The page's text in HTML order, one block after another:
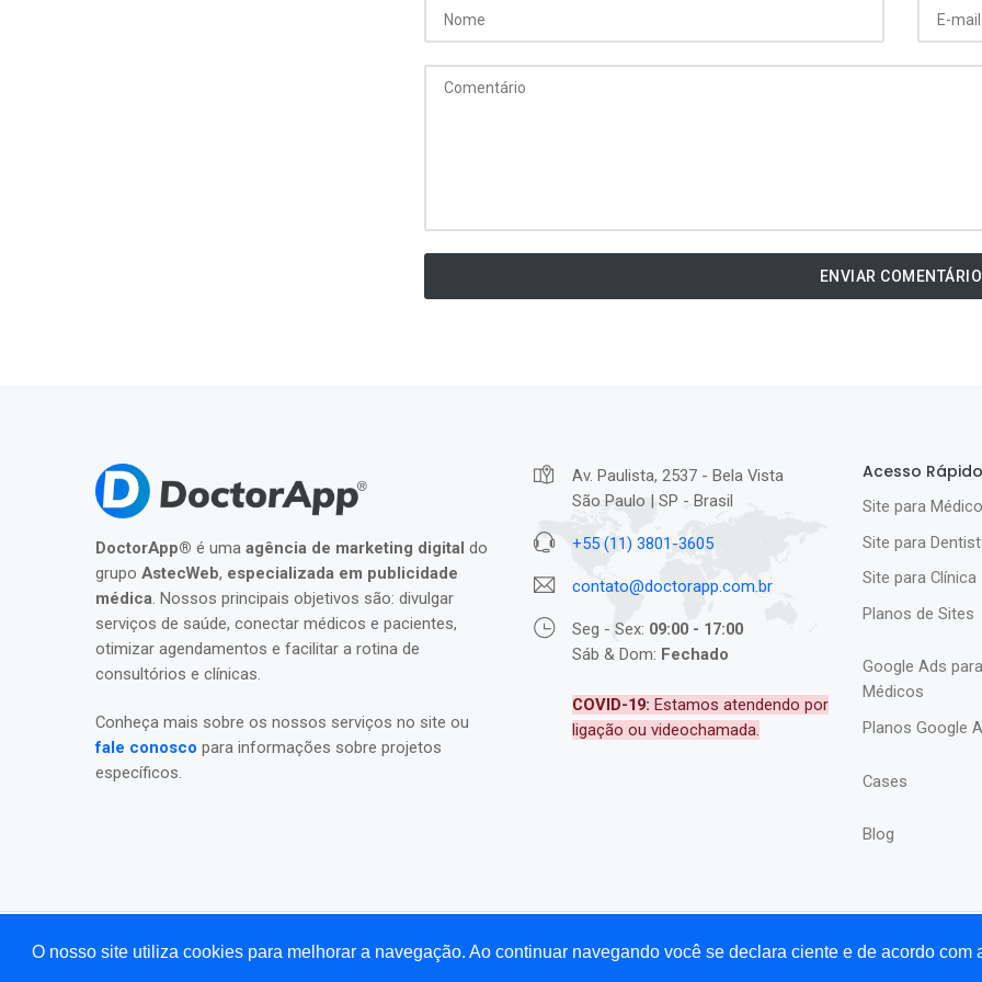
O nosso site utiliza cookies para melhorar a navegação. Ao continuar navegando você se declara ciente e de acordo com
ENVIAR COMENTÁRIO
DoctorApp® é uma agência de marketing digital do
grupo AstecWeb, especializada em publicidade
médica. Nossos principais objetivos são: divulgar
serviços de saúde, conectar médicos e pacientes,
otimizar agendamentos e facilitar a rotina de
consultórios e clínicas.
Conheça mais sobre os nossos serviços no site ou
fale conosco para informações sobre projetos
específicos.
Av. Paulista, 2537 - Bela Vista
São Paulo | SP - Brasil
+55 (11) 3801-3605
contato@doctorapp.com.br
Seg - Sex: 09:00 - 17:00
Sáb & Dom: Fechado
COVID-19: Estamos atendendo por
ligação ou videochamada.
Acesso Rápido
Site para Médico
Site para
Site para Clínica
Planos de Sites
Google Ads para
Médicos
Planos Google
Cases
Blog
©2026 Todos os direitos reservados para DoctorApp®. Home Agência de